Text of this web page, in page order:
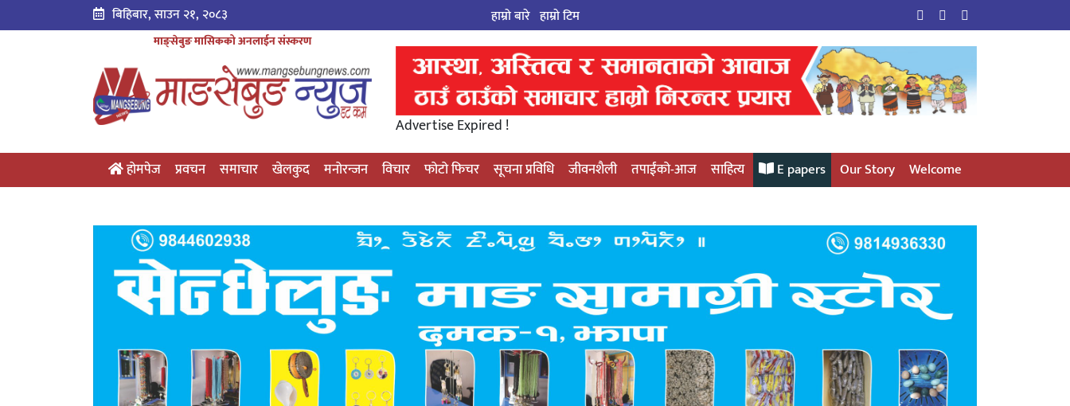
बिहिबार, साउन २१, २०८३ हाम्रो बारे हाम्राे टिम
माङ्सेबुङ मासिकको अनलाईन संस्करण
Advertise Expired !
होमपेज प्रवचन समाचार खेलकुद मनोरन्जन विचार फोटो फिचर सूचना प्रविधि जीवनशैली तपाईंको-आज साहित्य E papers Our Story Welcome